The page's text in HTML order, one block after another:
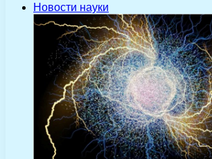
Новости науки